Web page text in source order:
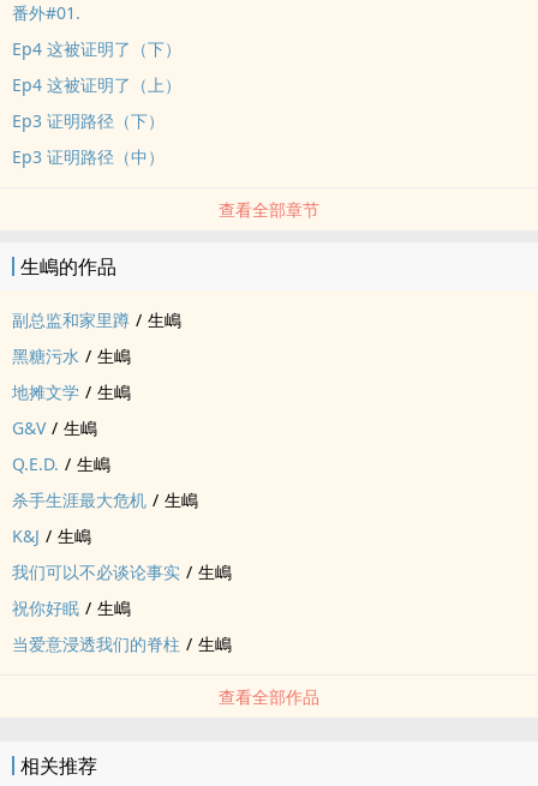
番外#01.
Ep4 这被证明了（下）
Ep4 这被证明了（上）
Ep3 证明路径（下）
Ep3 证明路径（中）
查看全部章节
生嶋的作品
副总监和家里蹲 / 生嶋
黑糖污水 / 生嶋
地摊文学 / 生嶋
G&V / 生嶋
Q.E.D. / 生嶋
杀手生涯最大危机 / 生嶋
K&J / 生嶋
我们可以不必谈论事实 / 生嶋
祝你好眠 / 生嶋
当爱意浸透我们的脊柱 / 生嶋
查看全部作品
相关推荐